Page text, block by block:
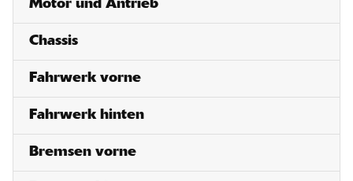
Motor und Antrieb
Chassis
Fahrwerk vorne
Fahrwerk hinten
Bremsen vorne